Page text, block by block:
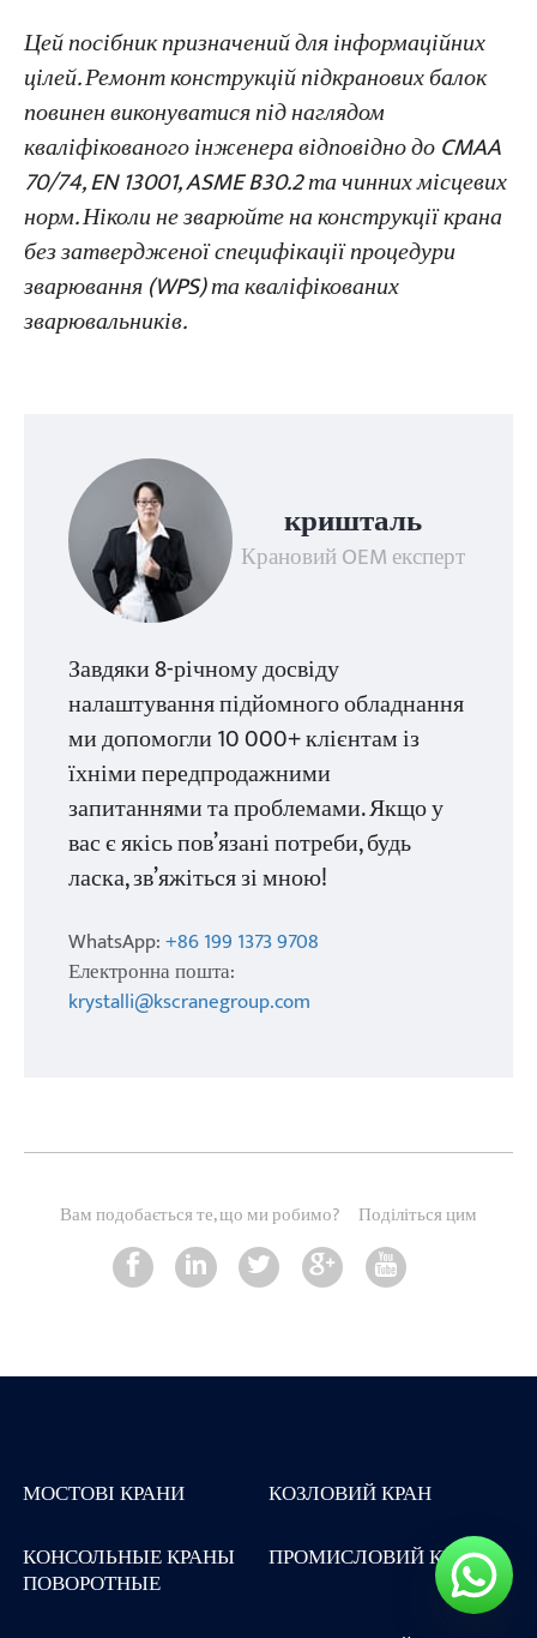
Цей посібник призначений для інформаційних
цілей. Ремонт конструкцій підкранових балок
повинен виконуватися під наглядом
кваліфікованого інженера відповідно до CMAA
70/74, EN 13001, ASME B30.2 та чинних місцевих
норм. Ніколи не зварюйте на конструкції крана
без затвердженої специфікації процедури
зварювання (WPS) та кваліфікованих
зварювальників.
кришталь
Крановий OEM експерт
Завдяки 8-річному досвіду
налаштування підйомного обладнання
ми допомогли 10 000+ клієнтам із
їхніми передпродажними
запитаннями та проблемами. Якщо у
вас є якісь пов’язані потреби, будь
ласка, зв’яжіться зі мною!
WhatsApp:+86 199 1373 9708
Електронна пошта:
krystalli@kscranegroup.com
Вам подобається те, що ми робимо? Поділіться цим
МОСТОВІ КРАНИ
КОЗЛОВИЙ КРАН
КОНСОЛЬНЫЕ КРАНЫ
ПОВОРОТНЫЕ
ПРОМИСЛОВИЙ КРАН